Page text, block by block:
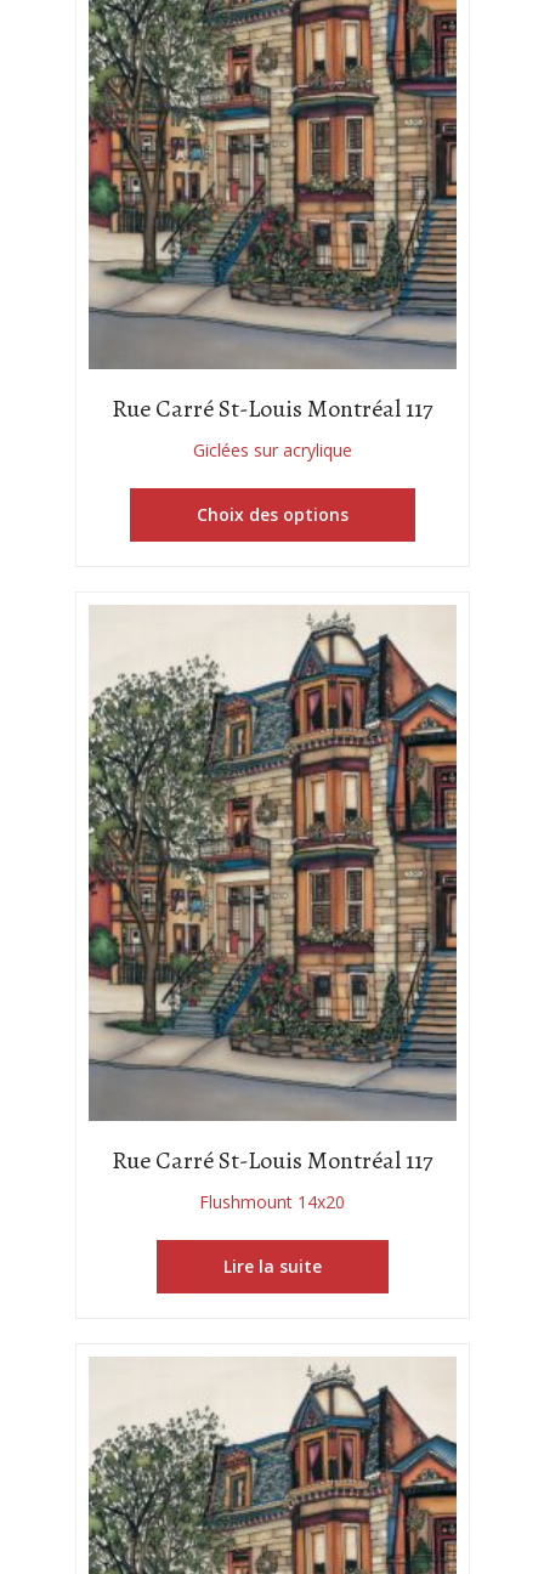
Rue Carré St-Louis Montréal 117
Giclées sur acrylique
Choix des options
Rue Carré St-Louis Montréal 117
Flushmount 14x20
Lire la suite